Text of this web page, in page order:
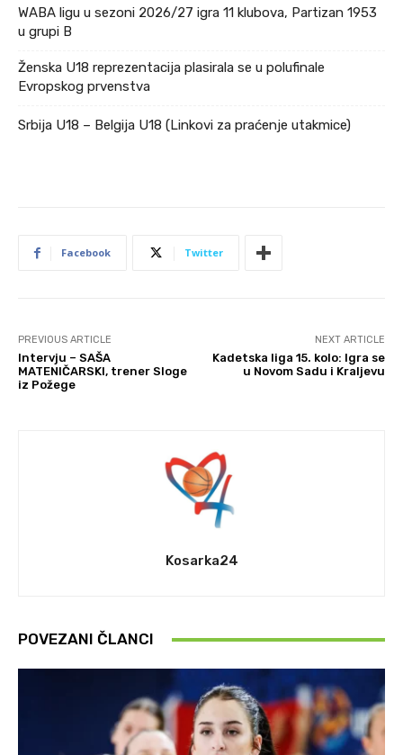
WABA ligu u sezoni 2026/27 igra 11 klubova, Partizan 1953
u grupi B
Ženska U18 reprezentacija plasirala se u polufinale
Evropskog prvenstva
Srbija U18 – Belgija U18 (Linkovi za praćenje utakmice)
Facebook Twitter
PREVIOUS ARTICLE
Intervju – SAŠA
MATENIČARSKI, trener Sloge
iz Požege
NEXT ARTICLE
Kadetska liga 15. kolo: Igra se
u Novom Sadu i Kraljevu
Kosarka24
POVEZANI ČLANCI